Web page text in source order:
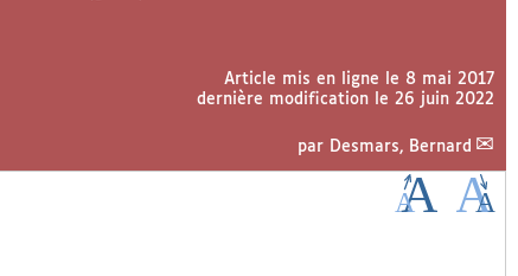
Article mis en ligne le 8 mai 2017
dernière modification le 26 juin 2022
par Desmars, Bernard